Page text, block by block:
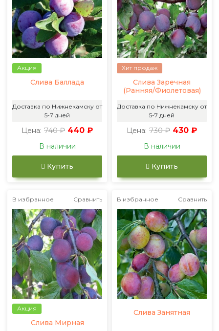
Акция
Слива Баллада
Доставка по Нижнекамску от
5-7 дней
Цена: 740 ₽ 440 ₽
В наличии
Купить
Хит продаж
Слива Заречная
(Ранняя/Фиолетовая)
Доставка по Нижнекамску от
5-7 дней
Цена: 730 ₽ 430 ₽
В наличии
Купить
В избранное Сравнить
Акция
Слива Мирная
В избранное Сравнить
Слива Занятная